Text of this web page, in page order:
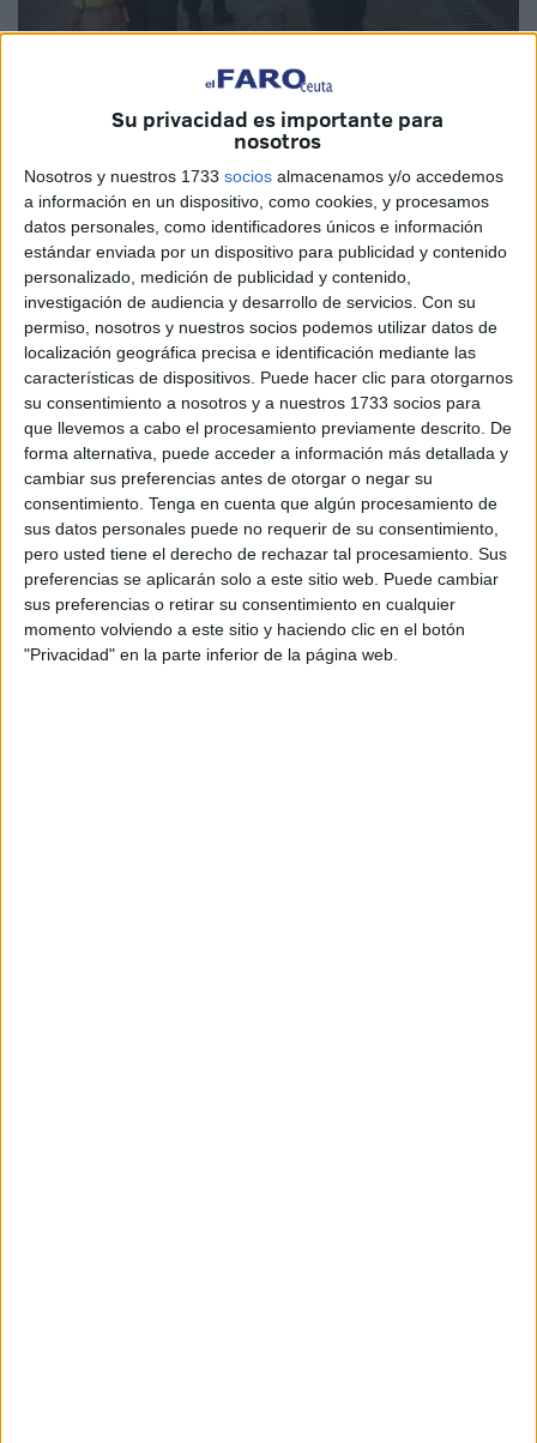
Su privacidad es importante para
nosotros
Nosotros y nuestros 1733 socios almacenamos y/o accedemos
a información en un dispositivo, como cookies, y procesamos
datos personales, como identificadores únicos e información
estándar enviada por un dispositivo para publicidad y contenido
personalizado, medición de publicidad y contenido,
investigación de audiencia y desarrollo de servicios. Con su
permiso, nosotros y nuestros socios podemos utilizar datos de
localización geográfica precisa e identificación mediante las
características de dispositivos. Puede hacer clic para otorgarnos
su consentimiento a nosotros y a nuestros 1733 socios para
que llevemos a cabo el procesamiento previamente descrito. De
forma alternativa, puede acceder a información más detallada y
cambiar sus preferencias antes de otorgar o negar su
consentimiento. Tenga en cuenta que algún procesamiento de
sus datos personales puede no requerir de su consentimiento,
pero usted tiene el derecho de rechazar tal procesamiento. Sus
preferencias se aplicarán solo a este sitio web. Puede cambiar
sus preferencias o retirar su consentimiento en cualquier
momento volviendo a este sitio y haciendo clic en el botón
"Privacidad" en la parte inferior de la página web.
ElMinisterio de Justiciadistribuyó un total de 12 kits para
su uso en la investigación deagresiones sexualesbajo
sospecha desumisión químicaen el Instituto de Medicina
Legal y Ciencias Forenses (IMLCF) de la ciudad, que se
enmarcan en la segunda remesa remitida a nivel nacional
con un millar de unidades.
La ministra de Justicia en funciones ha destacado que esta
segunda remesa de kitsratifica el compromiso del
Ministerio que dirige “en avanzar en la lucha contra la
violencia machista y en facilitar una herramienta práctica
forense disponible, accesible y de calidad en la
investigación de los delitos de agresión sexual”.
Justicia ya envió en febrero de 2022 una remesa con otros
1.000 kits que fueron distribuidos a los 34 IMLCF
existentes en España, así como a los 12 que actúan en el